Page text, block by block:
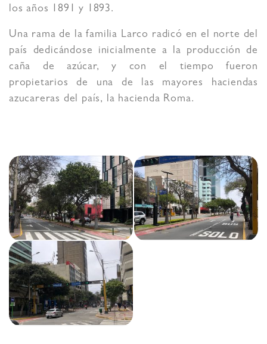
los años 1891 y 1893.
Una rama de la familia Larco radicó en el norte del
país dedicándose inicialmente a la producción de
caña de azúcar, y con el tiempo fueron
propietarios de una de las mayores haciendas
azucareras del país, la hacienda Roma.